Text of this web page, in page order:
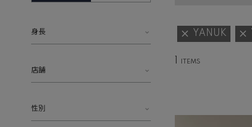
身長
店舗
性別
YANUK